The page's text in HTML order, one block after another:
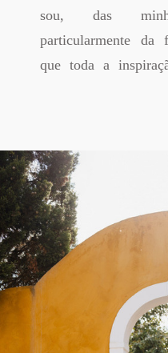
sou, das
particularmente
que toda a